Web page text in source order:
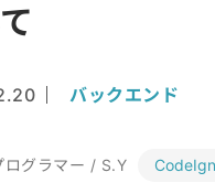
バックエンド
ログラマー / S.Y